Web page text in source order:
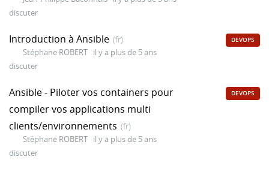
discuter
Introduction à Ansible (fr)
Stéphane ROBERT il y a plus de 5 ans
discuter
DEVOPS
Ansible - Piloter vos containers pour
compiler vos applications multi
clients/environnements (fr)
Stéphane ROBERT il y a plus de 5 ans
discuter
DEVOPS